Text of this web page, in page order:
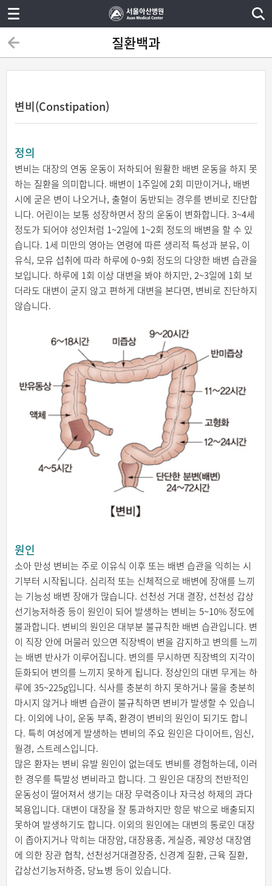
질환백과
변비(Constipation)
정의
변비는 대장의 연동 운동이 저하되어 원활한 배변 운동을 하지 못
하는 질환을 의미합니다. 배변이 1주일에 2회 미만이거나, 배변
시에 굳은 변이 나오거나, 출혈이 동반되는 경우를 변비로 진단합
니다. 어린이는 보통 성장하면서 장의 운동이 변화합니다. 3~4세
정도가 되어야 성인처럼 1~2일에 1~2회 정도의 배변을 할 수 있
습니다. 1세 미만의 영아는 연령에 따른 생리적 특성과 분유, 이
유식, 모유 섭취에 따라 하루에 0~9회 정도의 다양한 배변 습관을
보입니다. 하루에 1회 이상 대변을 봐야 하지만, 2~3일에 1회 보
더라도 대변이 굳지 않고 편하게 대변을 본다면, 변비로 진단하지
않습니다.
원인
소아 만성 변비는 주로 이유식 이후 또는 배변 습관을 익히는 시
기부터 시작됩니다. 심리적 또는 신체적으로 배변에 장애를 느끼
는 기능성 배변 장애가 많습니다. 선천성 거대 결장, 선천성 갑상
선기능저하증 등이 원인이 되어 발생하는 변비는 5~10% 정도에
불과합니다. 변비의 원인은 대부분 불규칙한 배변 습관입니다. 변
이 직장 안에 머물러 있으면 직장벽이 변을 감지하고 변의를 느끼
는 배변 반사가 이루어집니다. 변의를 무시하면 직장벽의 지각이
둔화되어 변의를 느끼지 못하게 됩니다. 정상인의 대변 무게는 하
루에 35~225g입니다. 식사를 충분히 하지 못하거나 물을 충분히
마시지 않거나 배변 습관이 불규칙하면 변비가 발생할 수 있습니
다. 이외에 나이, 운동 부족, 환경이 변비의 원인이 되기도 합니
다. 특히 여성에게 발생하는 변비의 주요 원인은 다이어트, 임신,
월경, 스트레스입니다.
많은 환자는 변비 유발 원인이 없는데도 변비를 경험하는데, 이러
한 경우를 특발성 변비라고 합니다. 그 원인은 대장의 전반적인
운동성이 떨어져서 생기는 대장 무력증이나 자극성 하제의 과다
복용입니다. 대변이 대장을 잘 통과하지만 항문 밖으로 배출되지
못하여 발생하기도 합니다. 이외의 원인에는 대변의 통로인 대장
이 좁아지거나 막히는 대장암, 대장용종, 게실증, 궤양성 대장염
에 의한 장관 협착, 선천성거대결장증, 신경계 질환, 근육 질환,
갑상선기능저하증, 당뇨병 등이 있습니다.